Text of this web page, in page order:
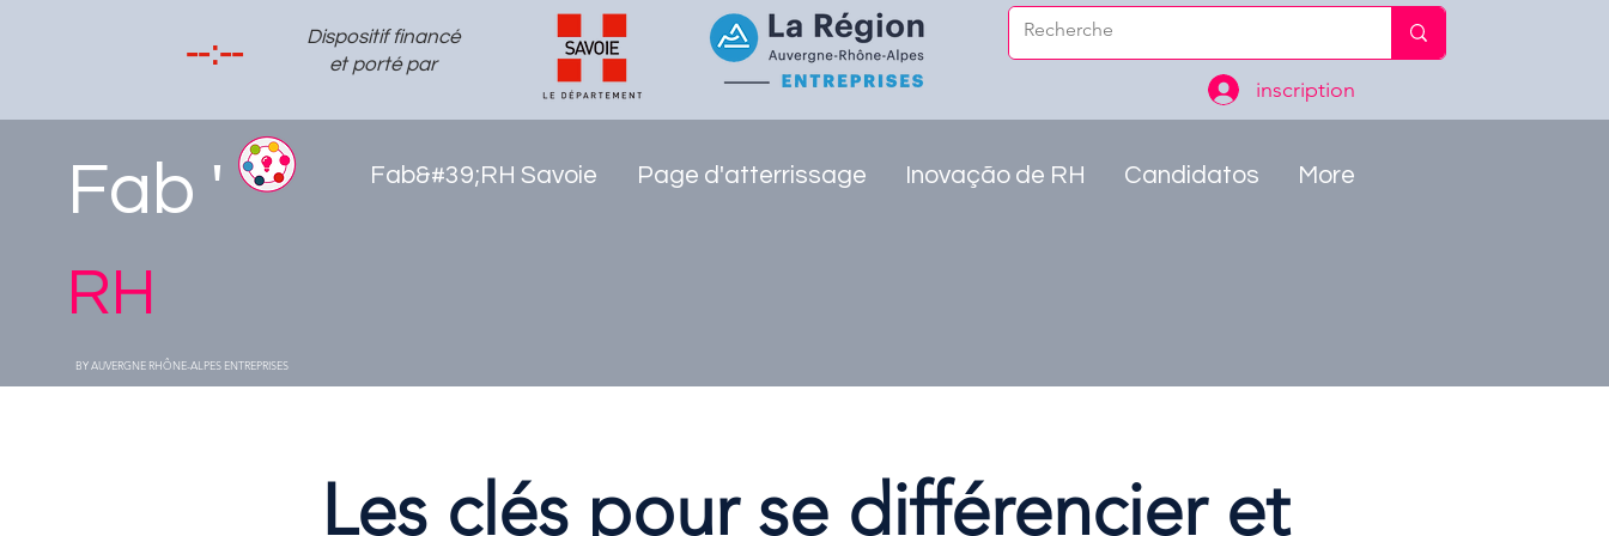
Dispositif financé
et porté par
inscription
Fab '
RH
BY AUVERGNE RHÔNE-ALPES ENTREPRISES
Fab&#39;RH Savoie Page d'atterrissage Inovação de RH Candidatos More
Les clés pour se différencier et